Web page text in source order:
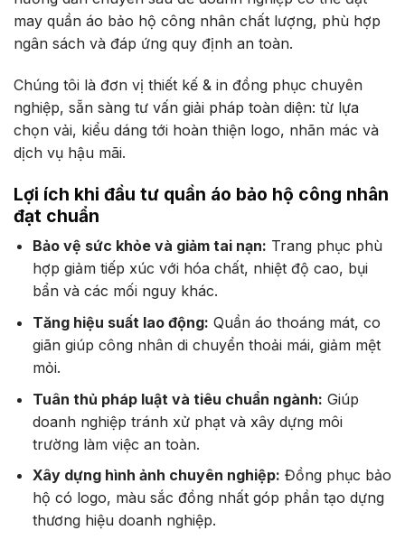
may quần áo bảo hộ công nhân chất lượng, phù hợp
ngân sách và đáp ứng quy định an toàn.
Chúng tôi là đơn vị thiết kế & in đồng phục chuyên
nghiệp, sẵn sàng tư vấn giải pháp toàn diện: từ lựa
chọn vải, kiểu dáng tới hoàn thiện logo, nhãn mác và
dịch vụ hậu mãi.
Lợi ích khi đầu tư quần áo bảo hộ công nhân
đạt chuẩn
Bảo vệ sức khỏe và giảm tai nạn: Trang phục phù
hợp giảm tiếp xúc với hóa chất, nhiệt độ cao, bụi
bẩn và các mối nguy khác.
Tăng hiệu suất lao động: Quần áo thoáng mát, co
giãn giúp công nhân di chuyển thoải mái, giảm mệt
mỏi.
Tuân thủ pháp luật và tiêu chuẩn ngành: Giúp
doanh nghiệp tránh xử phạt và xây dựng môi
trường làm việc an toàn.
Xây dựng hình ảnh chuyên nghiệp: Đồng phục bảo
hộ có logo, màu sắc đồng nhất góp phần tạo dựng
thương hiệu doanh nghiệp.